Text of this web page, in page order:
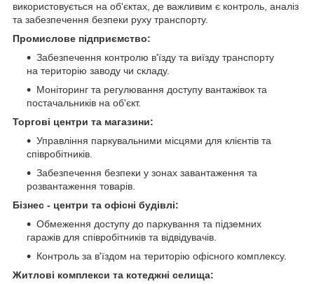
використовується на об'єктах, де важливим є контроль, аналіз
та забезпечення безпеки руху транспорту.
Промислове підприємство:
Забезпечення контролю в'їзду та виїзду транспорту
на територію заводу чи складу.
Моніторинг та регулювання доступу вантажівок та
постачальників на об'єкт.
Торгові центри та магазини:
Управління паркувальними місцями для клієнтів та
співробітників.
Забезпечення безпеки у зонах завантаження та
розвантаження товарів.
Бізнес - центри та офісні будівлі:
Обмеження доступу до паркування та підземних
гаражів для співробітників та відвідувачів.
Контроль за в'їздом на територію офісного комплексу.
Житлові комплекси та котеджні селища: